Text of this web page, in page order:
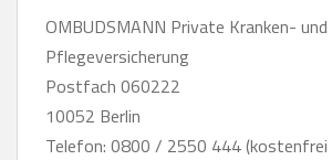
OMBUDSMANN Private Kranken- und
Pflegeversicherung
Postfach 060222
10052 Berlin
Telefon: 0800 / 2550 444 (kostenfrei